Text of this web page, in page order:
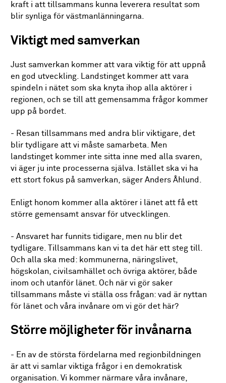
kraft i att tillsammans kunna leverera resultat som
blir synliga för västmanlänningarna.
Viktigt med samverkan
Just samverkan kommer att vara viktig för att uppnå
en god utveckling. Landstinget kommer att vara
spindeln i nätet som ska knyta ihop alla aktörer i
regionen, och se till att gemensamma frågor kommer
upp på bordet.
- Resan tillsammans med andra blir viktigare, det
blir tydligare att vi måste samarbeta. Men
landstinget kommer inte sitta inne med alla svaren,
vi äger ju inte processerna själva. Istället ska vi ha
ett stort fokus på samverkan, säger Anders Åhlund.
Enligt honom kommer alla aktörer i länet att få ett
större gemensamt ansvar för utvecklingen.
- Ansvaret har funnits tidigare, men nu blir det
tydligare. Tillsammans kan vi ta det här ett steg till.
Och alla ska med: kommunerna, näringslivet,
högskolan, civilsamhället och övriga aktörer, både
inom och utanför länet. Och när vi gör saker
tillsammans måste vi ställa oss frågan: vad är nyttan
för länet och våra invånare om vi gör det här?
Större möjligheter för invånarna
- En av de största fördelarna med regionbildningen
är att vi samlar viktiga frågor i en demokratisk
organisation. Vi kommer närmare våra invånare,